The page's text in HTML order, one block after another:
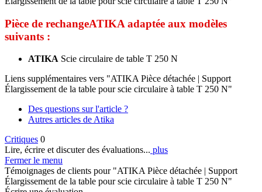
Pièce de rechangeATIKAadaptée aux modèles
suivants :
ATIKA
Liens supplémentaires vers "ATIKA Pièce détachée | Support
Élargissement de la table pour scie circulaire à table T 250 N"
Des questions sur l'article ?
Critiques 0
Fermer le menu
Témoignages de clients pour "ATIKA Pièce détachée | Support
Élargissement de la table pour scie circulaire à table T 250 N"
Écrire une évaluation
Les évaluations sont activées après vérification.